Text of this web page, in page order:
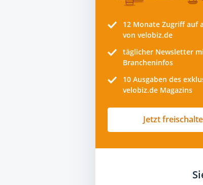
12 Monate Zugriff auf
von velobiz.de
täglicher Newsletter
Brancheninfos
10 Ausgaben des
velobiz.de Magazins
Jetzt